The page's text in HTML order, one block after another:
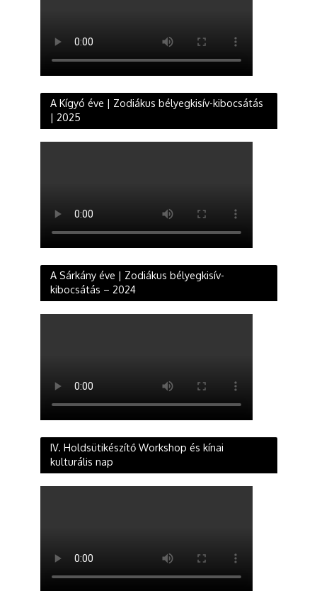
A Kígyó éve | Zodiákus bélyegkisív-kibocsátás
| 2025
A Sárkány éve | Zodiákus bélyegkisív-
kibocsátás – 2024
IV. Holdsütikészítő Workshop és kínai
kulturális nap